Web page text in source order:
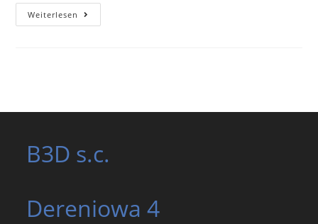
Weiterlesen 3D-
Modelle
B3D s.c.
Dereniowa 4